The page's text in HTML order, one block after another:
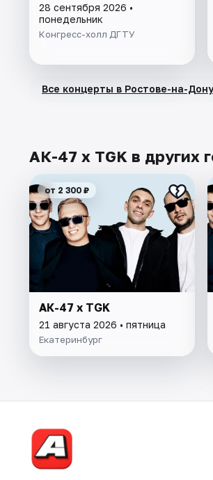
28 сентября 2026 •
понедельник
Конгресс-холл ДГТУ
Все концерты в Ростове-на-Дону
АК-47 х TGK в других
от 2 300 ₽
АК-47 х TGK
21 августа 2026 • пятница
Екатеринбург